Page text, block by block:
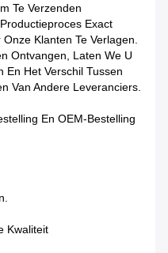
Te Verzenden
Exact
Klanten Te Verlagen.
Ontvangen, Laten We U
En Het Verschil Tussen
Van Andere Leveranciers.
En OEM-Bestelling
Kwaliteit